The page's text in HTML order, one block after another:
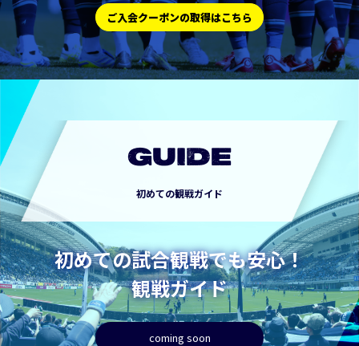
ご入会クーポンの取得はこちら
GUIDE
初めての観戦ガイド
初めての試合観戦でも安心！
観戦ガイド
coming soon